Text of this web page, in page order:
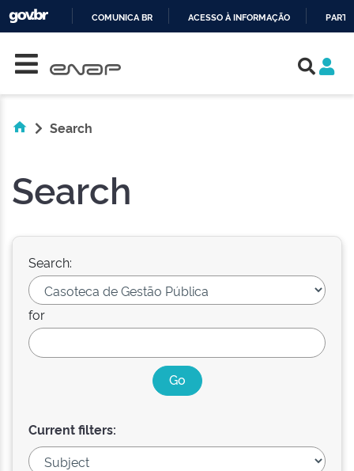
COMUNICA BR ACESSO À INFORMAÇÃO
Search
Search
Search:
for
Current filters: